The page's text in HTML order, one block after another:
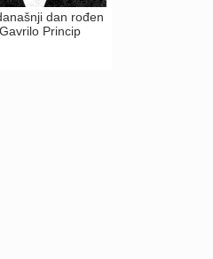
dan rođen
Gavrilo Princip